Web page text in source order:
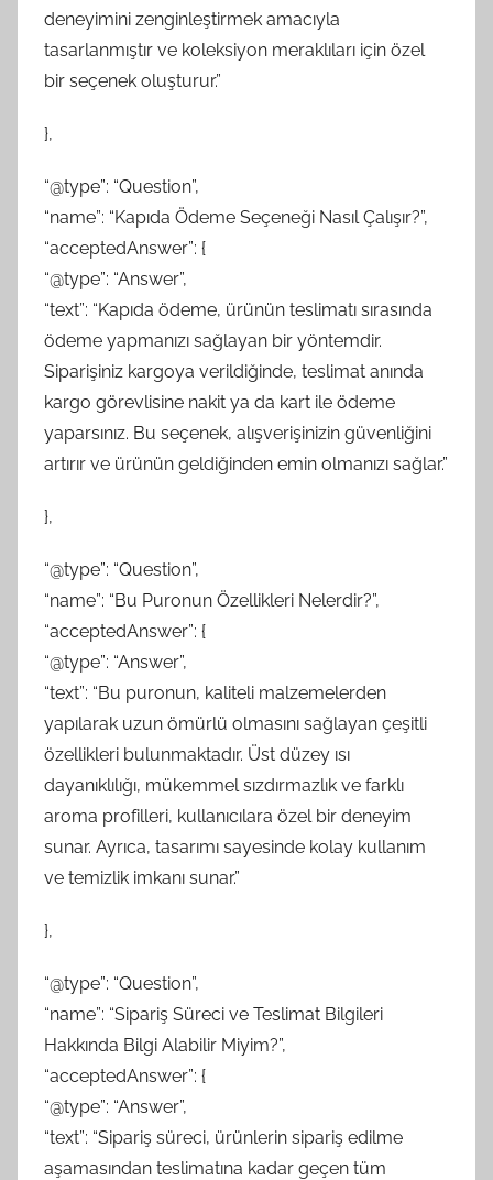
deneyimini zenginleştirmek amacıyla
tasarlanmıştır ve koleksiyon meraklıları için özel
bir seçenek oluşturur.”
},
“@type”: “Question”,
“name”: “Kapıda Ödeme Seçeneği Nasıl Çalışır?”,
“acceptedAnswer”: {
“@type”: “Answer”,
“text”: “Kapıda ödeme, ürünün teslimatı sırasında
ödeme yapmanızı sağlayan bir yöntemdir.
Siparişiniz kargoya verildiğinde, teslimat anında
kargo görevlisine nakit ya da kart ile ödeme
yaparsınız. Bu seçenek, alışverişinizin güvenliğini
artırır ve ürünün geldiğinden emin olmanızı sağlar.”
},
“@type”: “Question”,
“name”: “Bu Puronun Özellikleri Nelerdir?”,
“acceptedAnswer”: {
“@type”: “Answer”,
“text”: “Bu puronun, kaliteli malzemelerden
yapılarak uzun ömürlü olmasını sağlayan çeşitli
özellikleri bulunmaktadır. Üst düzey ısı
dayanıklılığı, mükemmel sızdırmazlık ve farklı
aroma profilleri, kullanıcılara özel bir deneyim
sunar. Ayrıca, tasarımı sayesinde kolay kullanım
ve temizlik imkanı sunar.”
},
“@type”: “Question”,
“name”: “Sipariş Süreci ve Teslimat Bilgileri
Hakkında Bilgi Alabilir Miyim?”,
“acceptedAnswer”: {
“@type”: “Answer”,
“text”: “Sipariş süreci, ürünlerin sipariş edilme
aşamasından teslimatına kadar geçen tüm